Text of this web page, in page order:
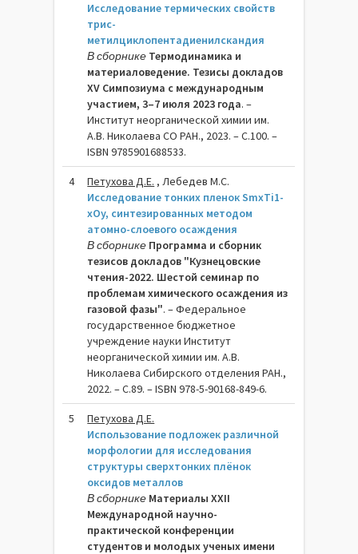
Исследование термических свойств
трис-
метилциклопентадиенилскандия
В сборнике Термодинамика и
материаловедение. Тезисы докладов
XV Симпозиума с международным
участием, 3–7 июля 2023 года. –
Институт неорганической химии им.
А.В. Николаева СО РАН., 2023. – C.100. –
ISBN 9785901688533.
4 Петухова Д.Е. , Лебедев М.С.
Исследование тонких пленок SmxTi1-
xOy, синтезированных методом
атомно-слоевого осаждения
В сборнике Программа и сборник
тезисов докладов "Кузнецовские
чтения-2022. Шестой семинар по
проблемам химического осаждения из
газовой фазы". – Федеральное
государственное бюджетное
учреждение науки Институт
неорганической химии им. А.В.
Николаева Сибирского отделения РАН.,
2022. – C.89. – ISBN 978-5-90168-849-6.
5
Петухова Д.Е.
Использование подложек различной
морфологии для исследования
структуры сверхтонких плёнок
оксидов металлов
В сборнике Материалы XXII
Международной научно-
практической конференции
студентов и молодых ученых имени